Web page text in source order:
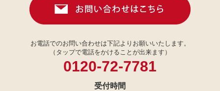
お電話でのお問い合わせは下記よりお願いいたします。
（タップで電話をかけることが出来ます）
0120-72-7781
受付時間